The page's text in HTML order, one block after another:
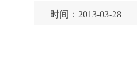
时间：2013-03-28